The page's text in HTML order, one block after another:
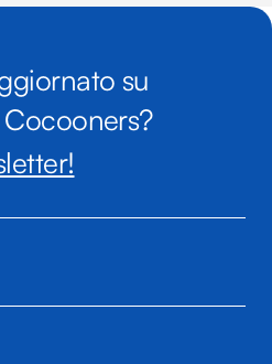
su